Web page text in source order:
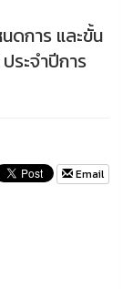
ดการ และขั้น
ระจำปีการ
Email